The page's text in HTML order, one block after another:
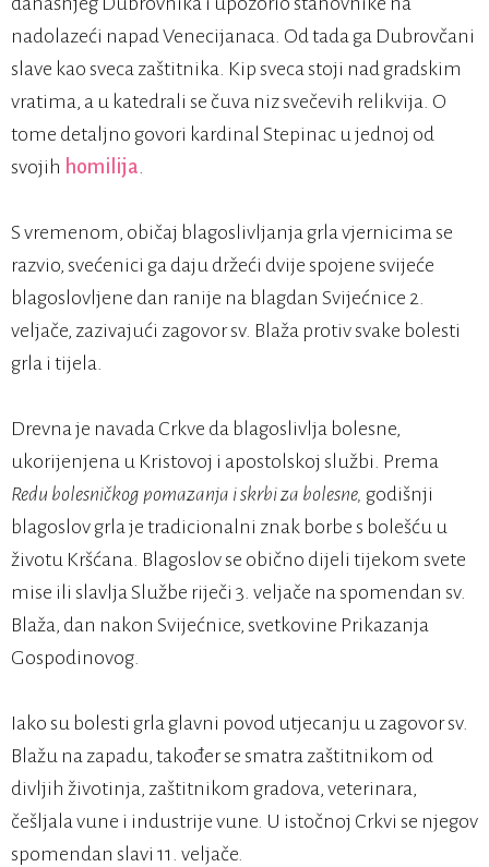
nadolazeći napad Venecijanaca. Od tada ga Dubrovčani
slave kao sveca zaštitnika. Kip sveca stoji nad gradskim
vratima, a u katedrali se čuva niz svečevih relikvija. O
tome detaljno govori kardinal Stepinac u jednoj od
svojih homilija.
S vremenom, običaj blagoslivljanja grla vjernicima se
razvio, svećenici ga daju držeći dvije spojene svijeće
blagoslovljene dan ranije na blagdan Svijećnice 2.
veljače, zazivajući zagovor sv. Blaža protiv svake bolesti
grla i tijela.
Drevna je navada Crkve da blagoslivlja bolesne,
ukorijenjena u Kristovoj i apostolskoj službi. Prema
Redu bolesničkog pomazanja i skrbi za bolesne, godišnji
blagoslov grla je tradicionalni znak borbe s bolešću u
životu Kršćana. Blagoslov se obično dijeli tijekom svete
mise ili slavlja Službe riječi 3. veljače na spomendan sv.
Blaža, dan nakon Svijećnice, svetkovine Prikazanja
Gospodinovog.
Iako su bolesti grla glavni povod utjecanju u zagovor sv.
Blažu na zapadu, također se smatra zaštitnikom od
divljih životinja, zaštitnikom gradova, veterinara,
češljala vune i industrije vune. U istočnoj Crkvi se njegov
spomendan slavi 11. veljače.